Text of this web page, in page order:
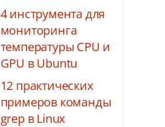
4 инструмента для
мониторинга
температуры CPU и
GPU в Ubuntu
12 практических
примеров команды
grep в Linux